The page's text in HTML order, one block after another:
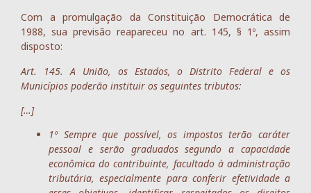
Com a promulgação da Constituição Democrática de
1988, sua previsão reapareceu no art. 145, § 1º, assim
disposto:
Art. 145. A União, os Estados, o Distrito Federal e os
Municípios poderão instituir os seguintes tributos:
[…]
1º Sempre que possível, os impostos terão caráter
pessoal e serão graduados segundo a capacidade
econômica do contribuinte, facultado à administração
tributária, especialmente para conferir efetividade a